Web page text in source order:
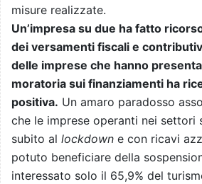
misure realizzate.
Un’impresa su due ha fatto
dei versamenti fiscali e
delle imprese che hanno
moratoria sui finanziamenti ha
positiva. Un amaro paradosso
che le imprese operanti nei settori
subito al lockdown e con ricavi
potuto beneficiare della
interessato solo il 65,9% del